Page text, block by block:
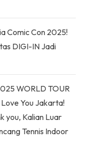
Comic Con 2025!
DIGI-IN Jadi
WORLD TOUR
You Jakarta!
you, Kalian Luar
Tennis Indoor